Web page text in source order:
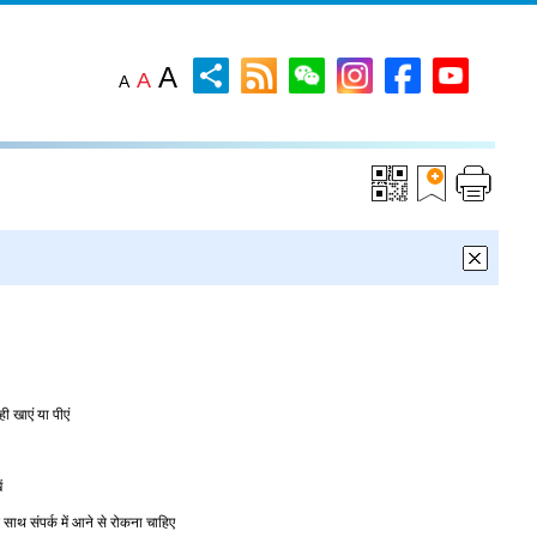
A A A
ही खाएं या पीएं
साथ संपर्क में आने से रोकना चाहिए